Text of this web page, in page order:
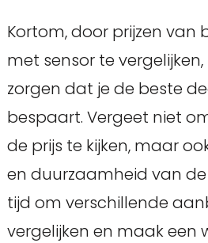
Kortom, door prijzen van
met sensor te
zorgen dat je de beste
bespaart. Vergeet niet
de prijs te kijken, maar
en duurzaamheid van
tijd om verschillende
vergelijken en maak een